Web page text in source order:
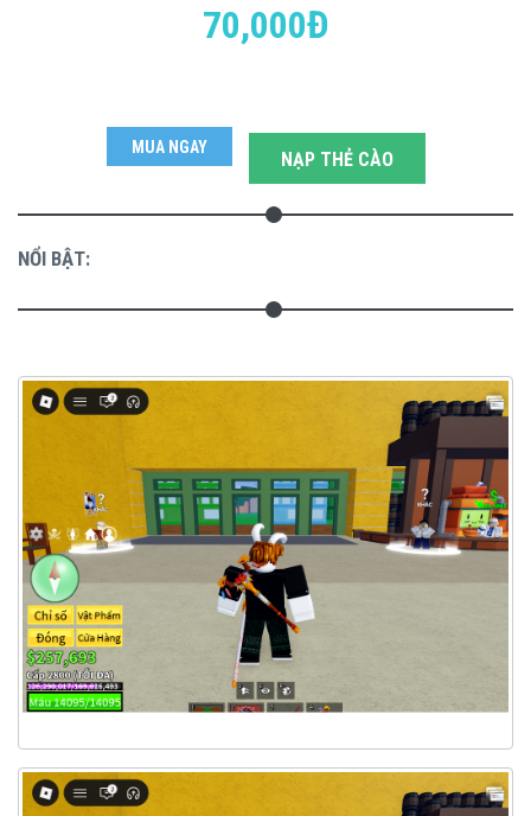
70,000Đ
MUA NGAY
NẠP THẺ CÀO
NỔI BẬT: